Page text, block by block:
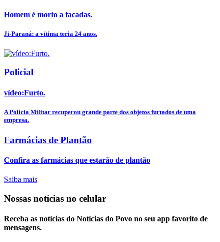
Homem é morto a facadas.
Ji-Paraná: a vítima teria 24 anos.
Policial
vídeo:Furto.
A Polícia Militar recuperou grande parte dos objetos furtados de uma
empresa.
Farmácias de Plantão
Confira as farmácias que estarão de plantão
Saiba mais
Nossas notícias no celular
Receba as notícias do Notícias do Povo no seu app favorito de
mensagens.